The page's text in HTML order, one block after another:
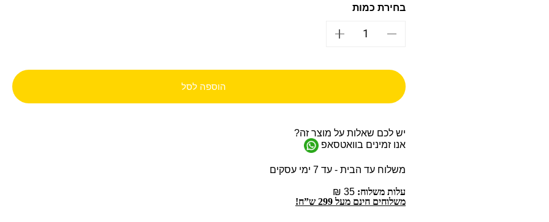
הוספה לסל
יש לכם שאלות על מוצר זה?
אנו זמינים בוואטסאפ
משלוח עד הבית - עד 7 ימי עסקים
עלות משלוח:
משלוחים חינם מעל 299 ש”ח!